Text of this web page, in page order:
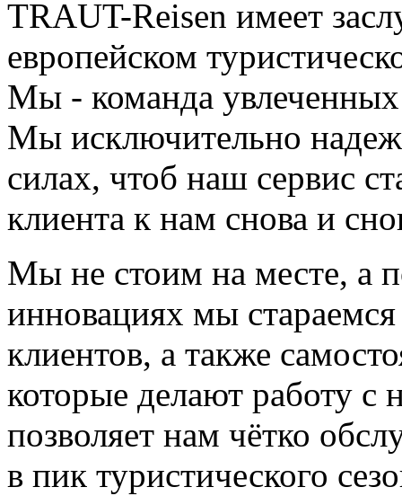
TRAUT-Reisen имеет
европейском
Мы - команда
Мы исключительно
силах, чтоб наш сервис
клиента к нам снова и
Мы не стоим на месте, а
инновациях мы
клиентов, а также
которые делают работу
позволяет нам чётко
в пик туристического